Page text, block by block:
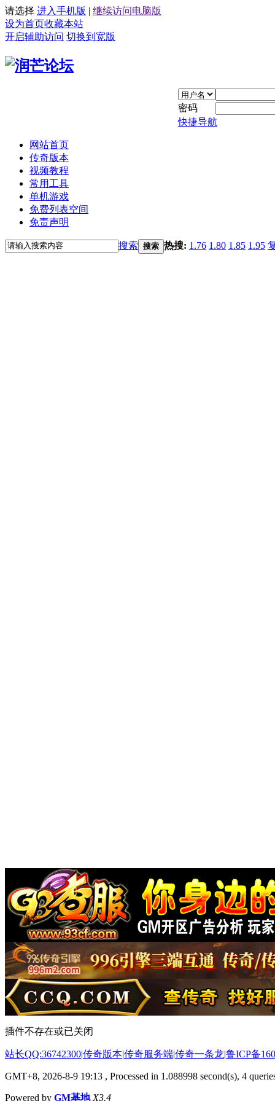
请选择 进入手机版 | 继续访问电脑版
设为首页收藏本站
开启辅助访问 切换到宽版
密码
快捷导航
网站首页
传奇版本
视频教程
常用工具
单机游戏
免费列表空间
免责声明
搜索 搜索 热搜: 1.76 1.80 1.85 1.95
插件不存在或已关闭
站长QQ:36742300|传奇版本|传奇服务端|传奇一条龙|鲁ICP备
GMT+8, 2026-8-9 19:13 , Processed in 1.088998 second(s), 4
Powered by GM基地 X3.4